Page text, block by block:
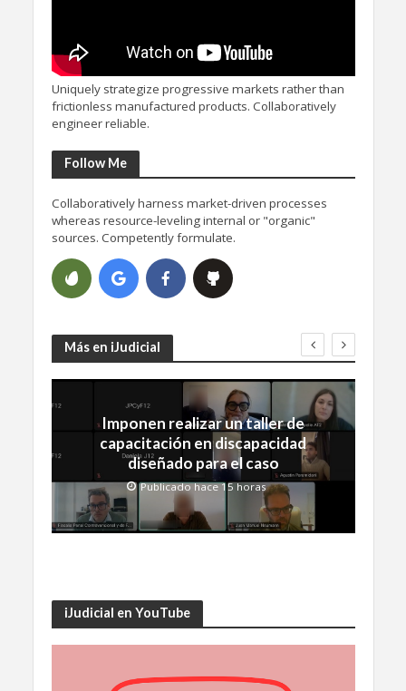
Uniquely strategize progressive markets rather than
frictionless manufactured products. Collaboratively
engineer reliable.
Follow Me
Collaboratively harness market-driven processes
whereas resource-leveling internal or "organic"
sources. Competently formulate.
Más en iJudicial
Imponen realizar un taller de
capacitación en discapacidad
diseñado para el caso
Publicado hace 15 horas
iJudicial en YouTube